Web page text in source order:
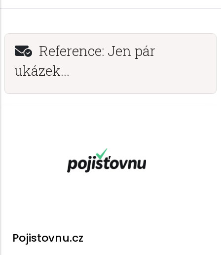
Reference: Jen pár
ukázek...
Pojistovnu.cz